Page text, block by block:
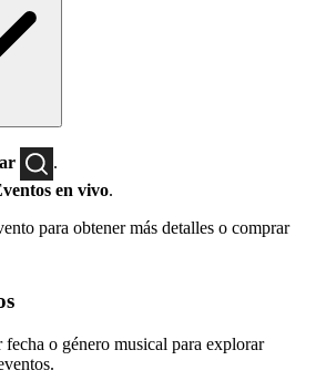
.
en vivo.
para obtener más detalles o comprar
fecha o género musical para explorar